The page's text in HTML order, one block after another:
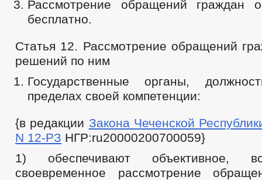
Рассмотрение обращений граждан
бесплатно.
Статья 12. Рассмотрение обращений
решений по ним
Государственные органы,
пределах своей компетенции:
{в редакции Закона Чеченской
N 12-РЗ НГР:ru20000200700059}
1) обеспечивают объективное,
своевременное рассмотрение